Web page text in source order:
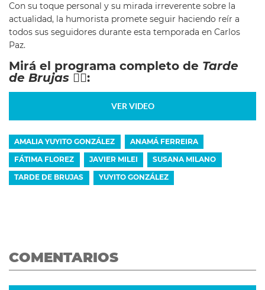
Con su toque personal y su mirada irreverente sobre la
actualidad, la humorista promete seguir haciendo reír a
todos sus seguidores durante esta temporada en Carlos
Paz.
Mirá el programa completo de Tarde
de Brujas 🧙‍♀️:
VER VIDEO
AMALIA YUYITO GONZÁLEZ ANAMÁ FERREIRA
FÁTIMA FLOREZ JAVIER MILEI SUSANA MILANO
TARDE DE BRUJAS YUYITO GONZÁLEZ
COMENTARIOS